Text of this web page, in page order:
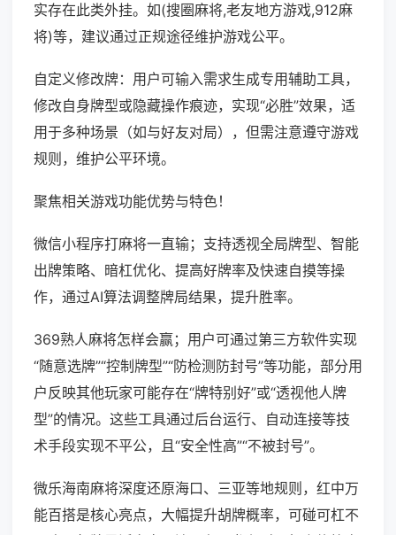
实存在此类外挂。如(搜圈麻将,老友地方游戏,912麻
将)等，建议通过正规途径维护游戏公平。
自定义修改牌：用户可输入需求生成专用辅助工具，
修改自身牌型或隐藏操作痕迹，实现“必胜”效果，适
用于多种场景（如与好友对局），但需注意遵守游戏
规则，维护公平环境。
聚焦相关游戏功能优势与特色！
微信小程序打麻将一直输；支持透视全局牌型、智能
出牌策略、暗杠优化、提高好牌率及快速自摸等操
作，通过AI算法调整牌局结果，提升胜率。
369熟人麻将怎样会赢；用户可通过第三方软件实现
“随意选牌”“控制牌型”“防检测防封号”等功能，部分用
户反映其他玩家可能存在“牌特别好”或“透视他人牌
型”的情况。这些工具通过后台运行、自动连接等技
术手段实现不平公，且“安全性高”“不被封号”。
微乐海南麻将深度还原海口、三亚等地规则，红中万
能百搭是核心亮点，大幅提升胡牌概率，可碰可杠不